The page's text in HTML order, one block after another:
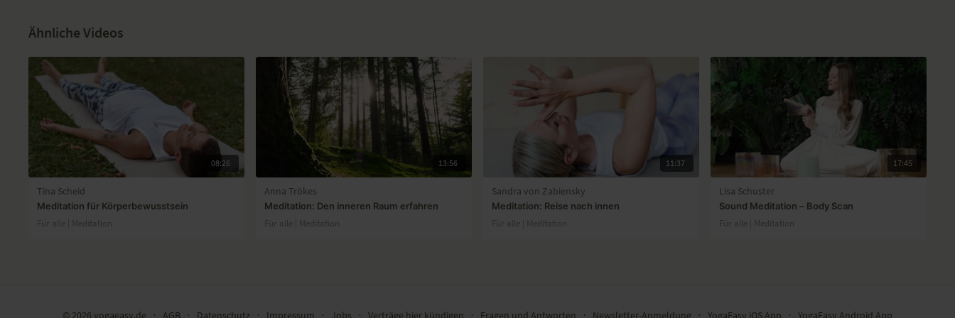
Ähnliche Videos
08:26
Tina Scheid
Meditation für Körperbewusstsein
Für alle | Meditation
13:56
Anna Trökes
Meditation: Den inneren Raum erfahren
Für alle | Meditation
11:37
Sandra von Zabiensky
Meditation: Reise nach innen
Für alle | Meditation
17:45
Lisa Schuster
Sound Meditation – Body Scan
Für alle | Meditation
© 2026 yogaeasy.de ∙ AGB ∙ Datenschutz ∙ Impressum ∙ Jobs ∙ Verträge hier kündigen ∙ Fragen und Antworten ∙ Newsletter-Anmeldung ∙ YogaEasy iOS App ∙ YogaEasy Android App